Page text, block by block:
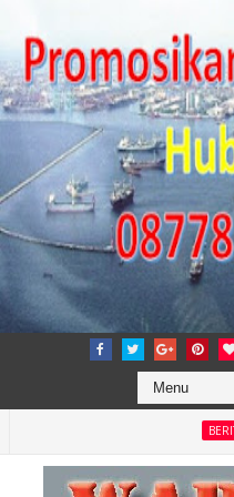
BERITA
4: Pelindo Jasa